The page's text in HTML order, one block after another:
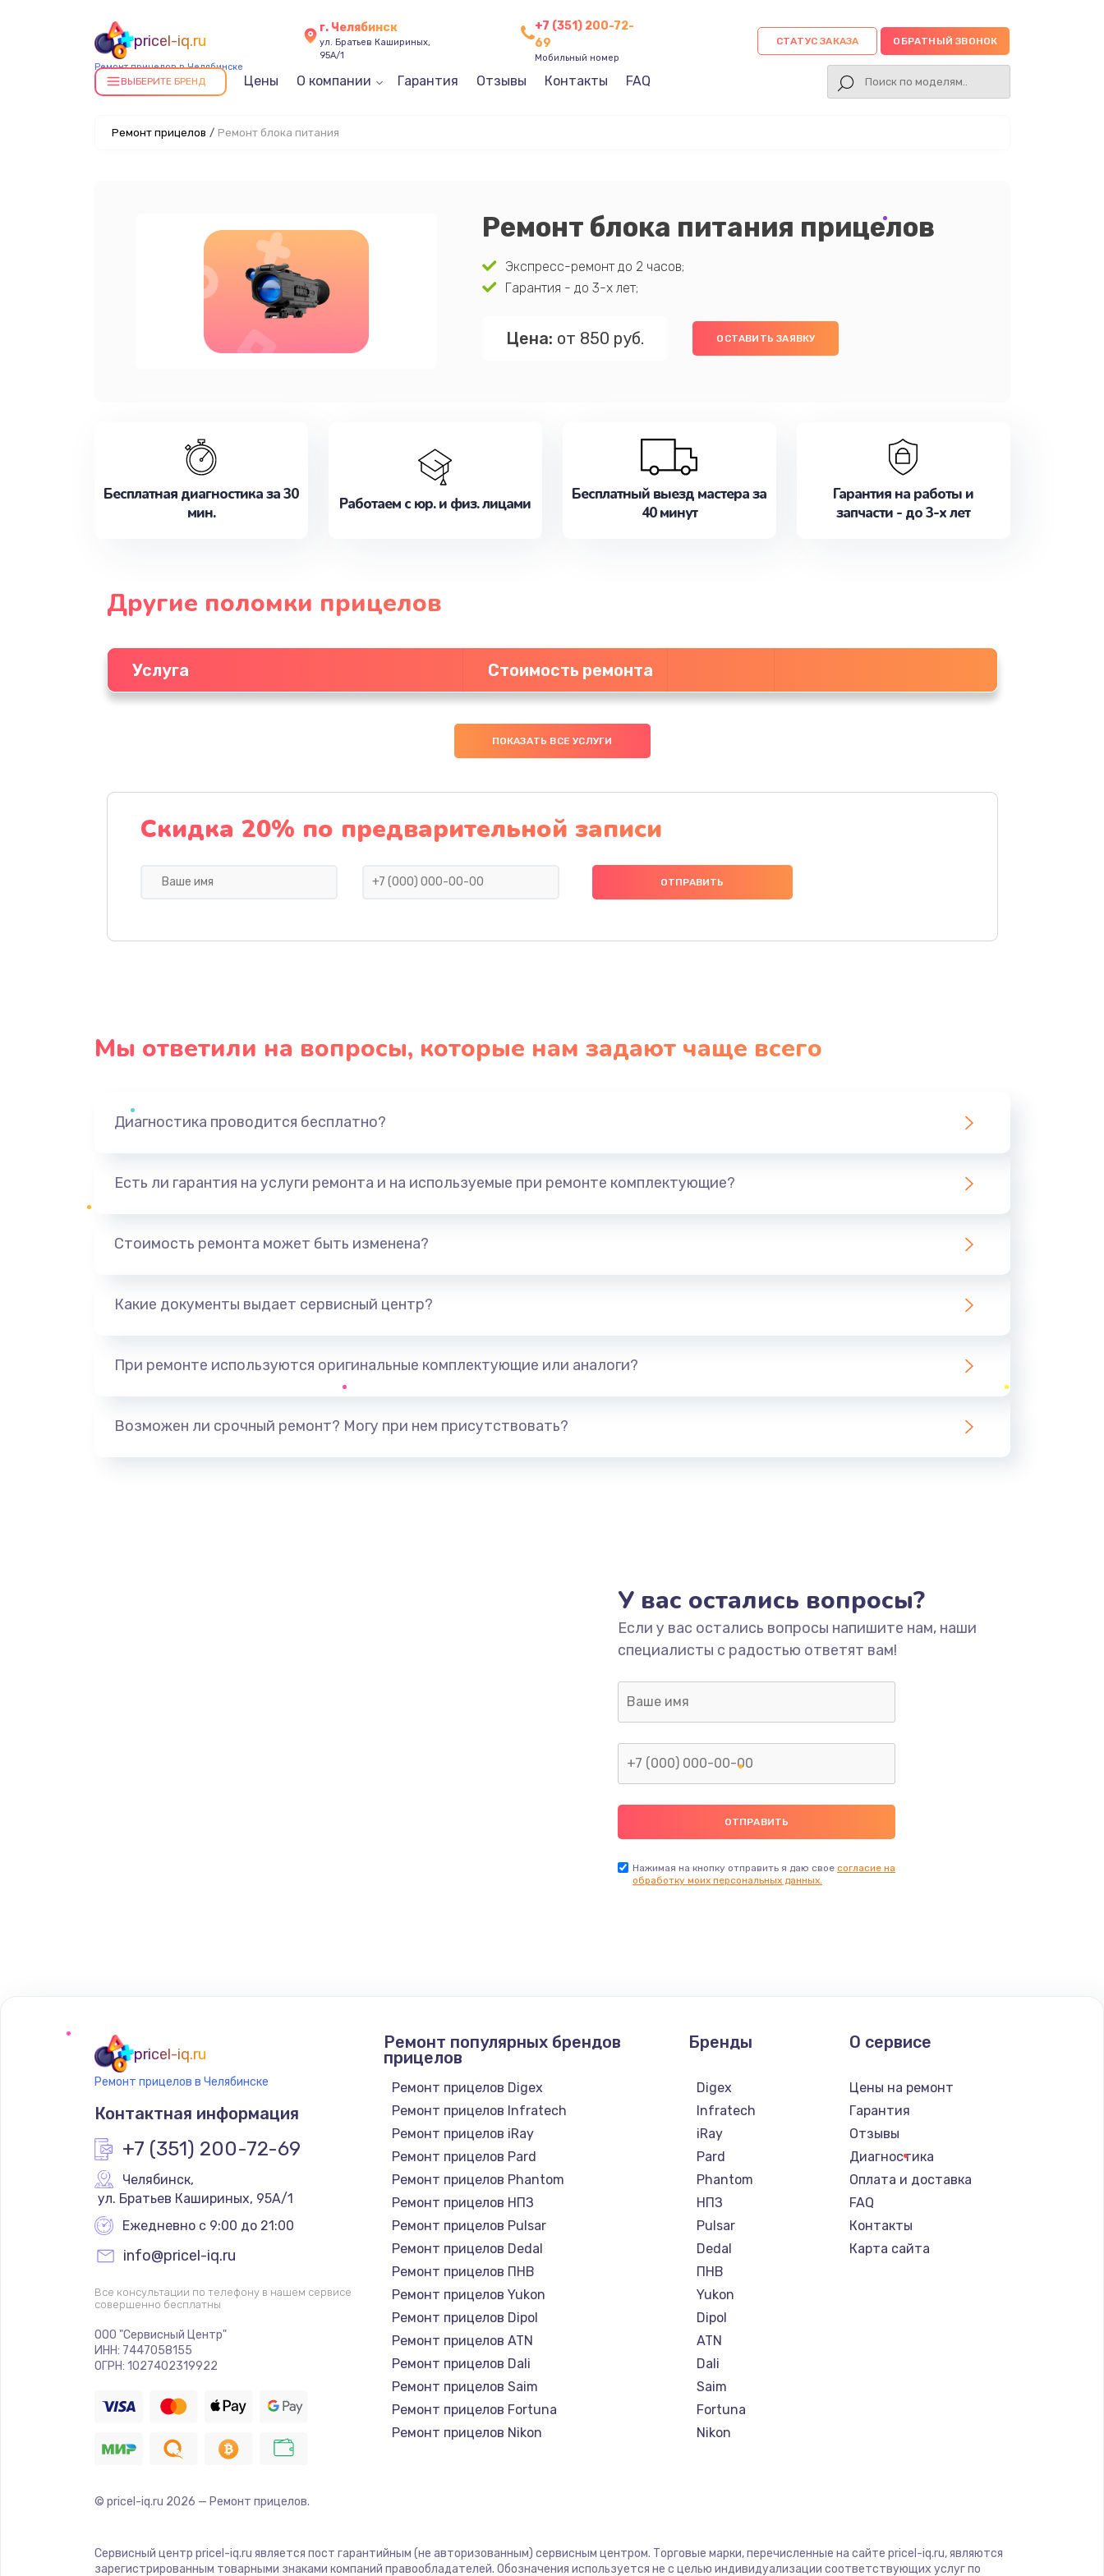
pricel-iq.ru
Ремонт прицелов в Челябинске
г. Челябинск
ул. Братьев Кашириных,
95А/1
+7 (351) 200-72-
69
Мобильный номер
СТАТУС ЗАКАЗА ОБРАТНЫЙ ЗВОНОК
ВЫБЕРИТЕ БРЕНД Цены О компании Гарантия Отзывы Контакты FAQ
Ремонт прицелов / Ремонт блока питания
Ремонт блока питания прицелов
Экспресс-ремонт до 2 часов;
Гарантия - до 3-х лет;
Цена: от 850 руб. ОСТАВИТЬ ЗАЯВКУ
Бесплатная диагностика за 30
мин.
Работаем с юр. и физ. лицами
Бесплатный выезд мастера за
40 минут
Гарантия на работы и
запчасти - до 3-х лет
Другие поломки прицелов
Услуга Стоимость ремонта
ПОКАЗАТЬ ВСЕ УСЛУГИ
Скидка 20% по предварительной записи
Мы ответили на вопросы, которые нам задают чаще всего
Диагностика проводится бесплатно?
Есть ли гарантия на услуги ремонта и на используемые при ремонте комплектующие?
Стоимость ремонта может быть изменена?
Какие документы выдает сервисный центр?
При ремонте используются оригинальные комплектующие или аналоги?
Возможен ли срочный ремонт? Могу при нем присутствовать?
У вас остались вопросы?
Если у вас остались вопросы напишите нам, наши
специалисты с радостью ответят вам!
Нажимая на кнопку отправить я даю свое согласие на
обработку моих персональных данных.
pricel-iq.ru
Ремонт прицелов в Челябинске
Контактная информация
+7 (351) 200-72-69
Челябинск,
ул. Братьев Кашириных, 95А/1
Ежедневно с 9:00 до 21:00
info@pricel-iq.ru
Все консультации по телефону в нашем сервисе
совершенно бесплатны
ООО "Сервисный Центр"
ИНН: 7447058155
ОГРН: 1027402319922
Ремонт популярных брендов
прицелов
Ремонт прицелов Digex
Ремонт прицелов Infratech
Ремонт прицелов iRay
Ремонт прицелов Pard
Ремонт прицелов Phantom
Ремонт прицелов НПЗ
Ремонт прицелов Pulsar
Ремонт прицелов Dedal
Ремонт прицелов ПНВ
Ремонт прицелов Yukon
Ремонт прицелов Dipol
Ремонт прицелов ATN
Ремонт прицелов Dali
Ремонт прицелов Saim
Ремонт прицелов Fortuna
Ремонт прицелов Nikon
Ремонт прицелов HALES
Ремонт прицелов Leica
Бренды
Digex
Infratech
iRay
Pard
Phantom
НПЗ
Pulsar
Dedal
ПНВ
Yukon
Dipol
ATN
Dali
Saim
Fortuna
Nikon
HALES
Leica
О сервисе
Цены на ремонт
Гарантия
Отзывы
Диагностика
Оплата и доставка
FAQ
Контакты
Карта сайта
© pricel-iq.ru 2026 — Ремонт прицелов.
Сервисный центр pricel-iq.ru является пост гарантийным (не авторизованным) сервисным центром. Торговые марки, перечисленные на сайте pricel-iq.ru, являются
зарегистрированным товарными знаками компаний правообладателей. Обозначения используется не с целью индивидуализации соответствующих услуг по